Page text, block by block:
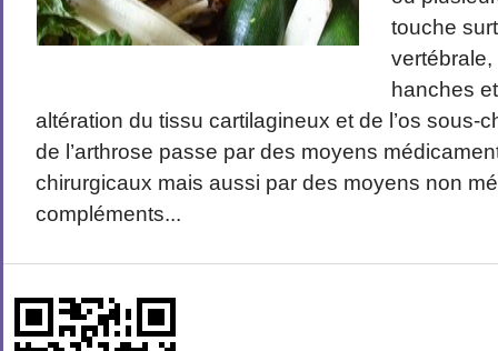
touche
hanches
altération du tissu cartilagineux et de l’os sous-
de l’arthrose passe par des moyens
chirurgicaux mais aussi par des moyens non
compléments...